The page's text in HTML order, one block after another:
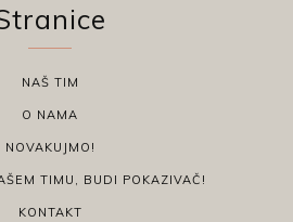
NAŠ TIM
O NAMA
NOVAKUJMO!
TIMU, BUDI POKAZIVAČ!
KONTAKT